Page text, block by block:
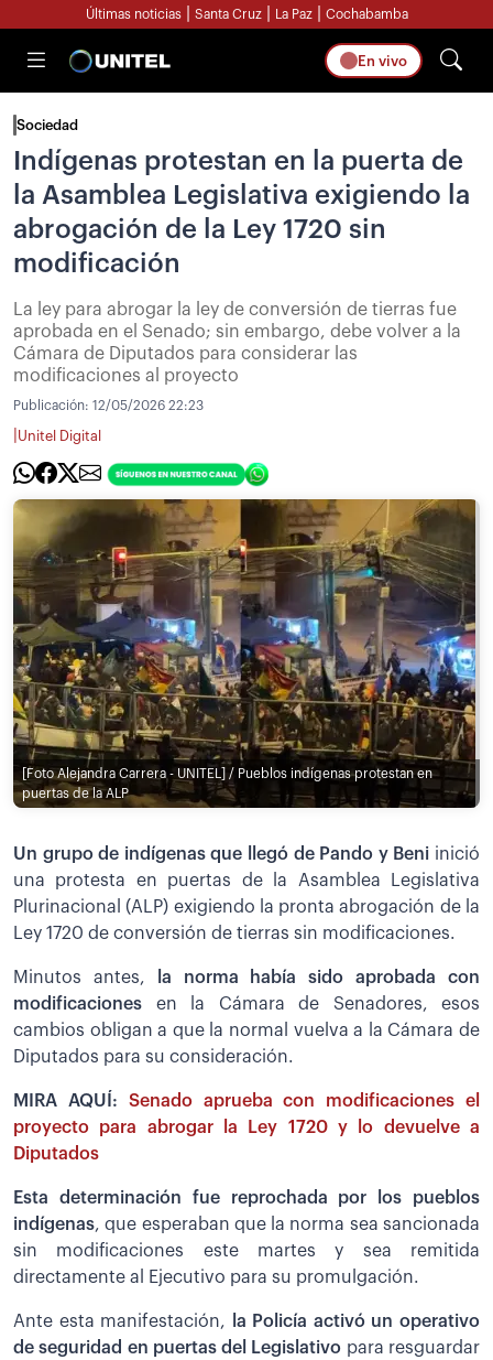
Últimas noticias Santa Cruz La Paz Cochabamba
En vivo
Sociedad
Indígenas protestan en la puerta de
la Asamblea Legislativa exigiendo la
abrogación de la Ley 1720 sin
modificación
La ley para abrogar la ley de conversión de tierras fue
aprobada en el Senado; sin embargo, debe volver a la
Cámara de Diputados para considerar las
modificaciones al proyecto
Publicación: 12/05/2026 22:23
Unitel Digital
[Foto Alejandra Carrera - UNITEL] / Pueblos indígenas protestan en
puertas de la ALP
Un grupo de indígenas que llegó de Pando y Beni inició
una protesta en puertas de la Asamblea Legislativa
Plurinacional (ALP) exigiendo la pronta abrogación de la
Ley 1720 de conversión de tierras sin modificaciones.
Minutos antes,
la norma había sido aprobada con
modificaciones en la Cámara de Senadores, esos
cambios obligan a que la normal vuelva a la Cámara de
Diputados para su consideración.
MIRA AQUÍ: Senado aprueba con modificaciones el
proyecto para abrogar la Ley 1720 y lo devuelve a
Diputados
Esta determinación fue reprochada por los pueblos
indígenas, que esperaban que la norma sea sancionada
sin modificaciones este martes y sea remitida
directamente al Ejecutivo para su promulgación.
Ante esta manifestación, la Policía activó un operativo
de seguridad en puertas del Legislativo para resguardar